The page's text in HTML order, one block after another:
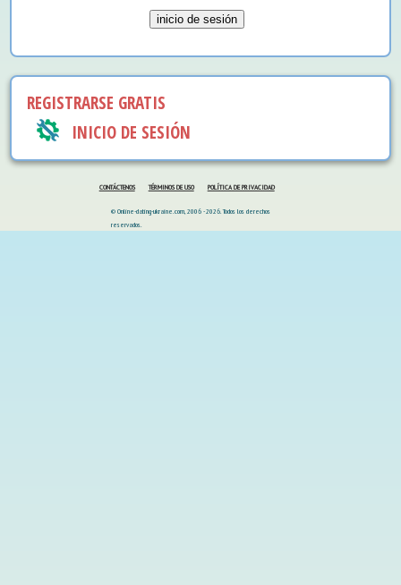
REGISTRARSE GRATIS
INICIO DE SESIÓN
CONTÁCTENOS TÉRMINOS DE USO POLÍTICA DE PRIVACIDAD
© Online-dating-ukraine.com, 2006 - 2026. Todos los derechos
reservados.